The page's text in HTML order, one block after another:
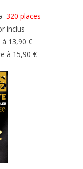
320 places
inclus
13,90 €
à 15,90 €